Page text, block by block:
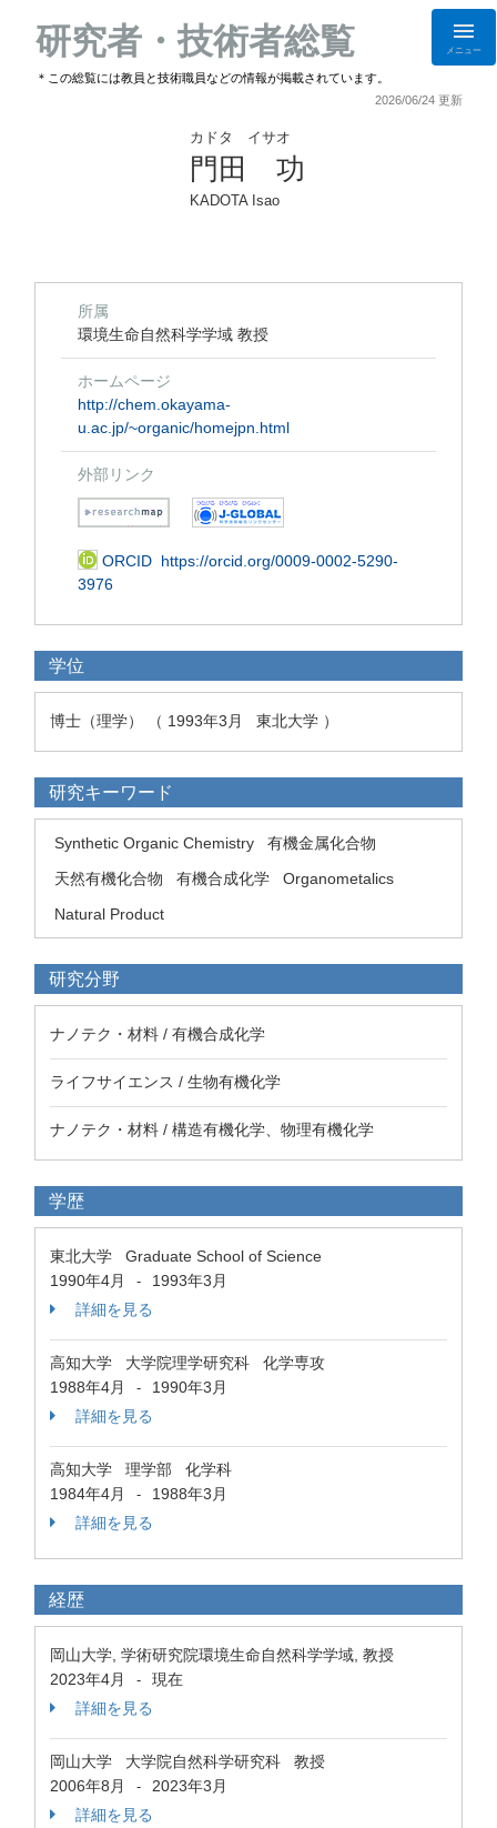
研究者・技術者総覧
＊この総覧には教員と技術職員などの情報が掲載されています。
メニュー
2026/06/24 更新
カドタ イサオ
門田 功
KADOTA Isao
所属
環境生命自然科学学域 教授
ホームページ
http://chem.okayama-
u.ac.jp/~organic/homejpn.html
外部リンク
ORCID https://orcid.org/0009-0002-5290-
3976
学位
博士（理学） （ 1993年3月 東北大学 ）
研究キーワード
Synthetic Organic Chemistry
有機金属化合物
天然有機化合物
有機合成化学
Organometalics
Natural Product
研究分野
ナノテク・材料 / 有機合成化学
ライフサイエンス / 生物有機化学
ナノテク・材料 / 構造有機化学、物理有機化学
学歴
東北大学 Graduate School of Science
1990年4月
-
1993年3月
詳細を見る
高知大学 大学院理学研究科 化学専攻
1988年4月
-
1990年3月
詳細を見る
高知大学 理学部 化学科
1984年4月
-
1988年3月
詳細を見る
経歴
岡山大学, 学術研究院環境生命自然科学学域, 教授
2023年4月
-
現在
詳細を見る
岡山大学 大学院自然科学研究科 教授
2006年8月
-
2023年3月
詳細を見る